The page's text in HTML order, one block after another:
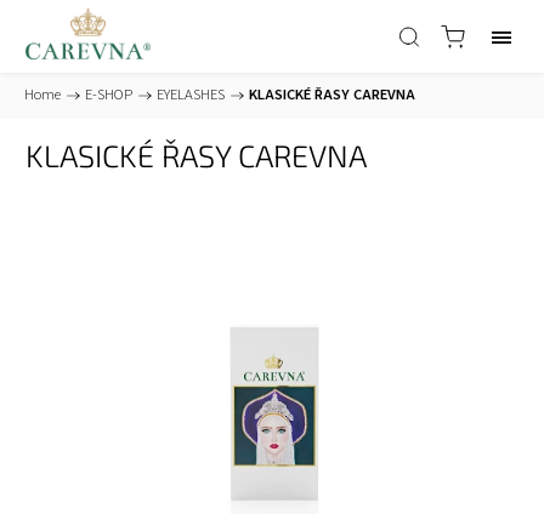
Home / E-SHOP / EYELASHES / KLASICKÉ ŘASY CAREVNA
KLASICKÉ ŘASY CAREVNA